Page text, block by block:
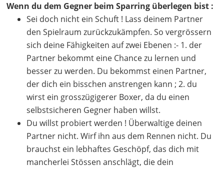
Wenn du dem Gegner beim Sparring überlegen bist :
Sei doch nicht ein Schuft ! Lass deinem Partner
den Spielraum zurückzukämpfen. So vergrössern
sich deine Fähigkeiten auf zwei Ebenen :- 1. der
Partner bekommt eine Chance zu lernen und
besser zu werden. Du bekommst einen Partner,
der dich ein bisschen anstrengen kann ; 2. du
wirst ein grosszügigerer Boxer, da du einen
selbstsicheren Gegner haben willst.
Du willst probiert werden ! Überwaltige deinen
Partner nicht. Wirf ihn aus dem Rennen nicht. Du
brauchst ein lebhaftes Geschöpf, das dich mit
mancherlei Stössen anschlägt, die dein